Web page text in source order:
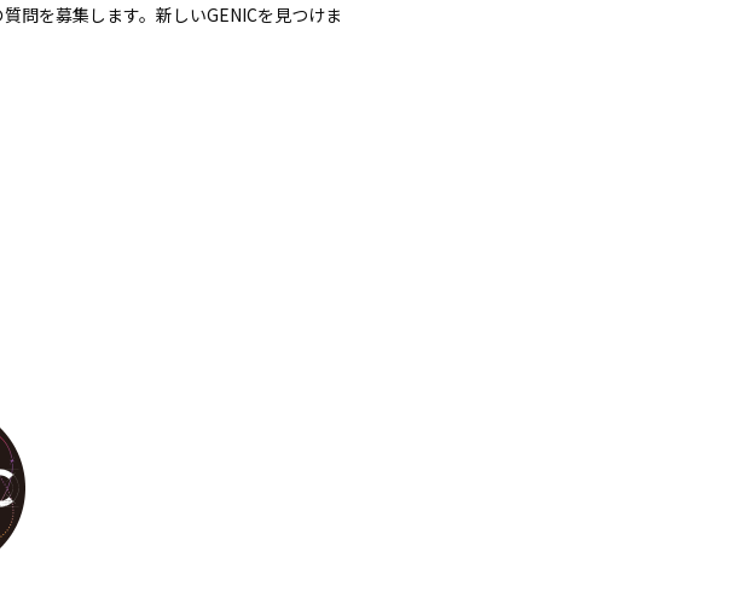
問を募集します。新しいGENICを見つけま